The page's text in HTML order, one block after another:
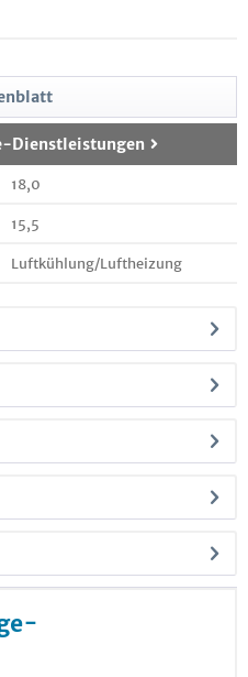
Dienstleistungen
18,0
15,5
Luftkühlung/Luftheizung